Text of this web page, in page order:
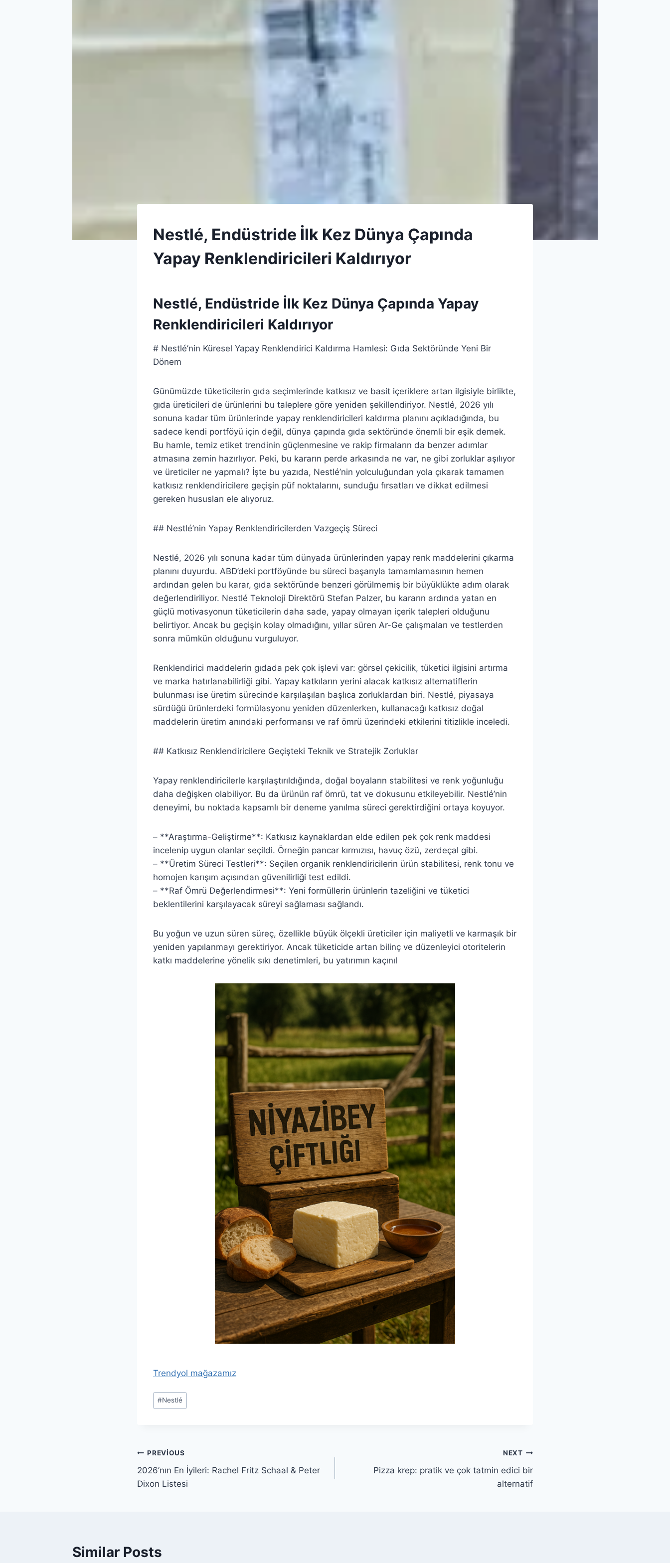
NESTLÉ
Nestlé, Endüstride İlk Kez Dünya Çapında
Yapay Renklendiricileri Kaldırıyor
Nestlé, Endüstride İlk Kez Dünya Çapında Yapay
Renklendiricileri Kaldırıyor
# Nestlé’nin Küresel Yapay Renklendirici Kaldırma Hamlesi: Gıda Sektöründe Yeni Bir
Dönem
Günümüzde tüketicilerin gıda seçimlerinde katkısız ve basit içeriklere artan ilgisiyle birlikte,
gıda üreticileri de ürünlerini bu taleplere göre yeniden şekillendiriyor. Nestlé, 2026 yılı
sonuna kadar tüm ürünlerinde yapay renklendiricileri kaldırma planını açıkladığında, bu
sadece kendi portföyü için değil, dünya çapında gıda sektöründe önemli bir eşik demek.
Bu hamle, temiz etiket trendinin güçlenmesine ve rakip firmaların da benzer adımlar
atmasına zemin hazırlıyor. Peki, bu kararın perde arkasında ne var, ne gibi zorluklar aşılıyor
ve üreticiler ne yapmalı? İşte bu yazıda, Nestlé’nin yolculuğundan yola çıkarak tamamen
katkısız renklendiricilere geçişin püf noktalarını, sunduğu fırsatları ve dikkat edilmesi
gereken hususları ele alıyoruz.
## Nestlé’nin Yapay Renklendiricilerden Vazgeçiş Süreci
Nestlé, 2026 yılı sonuna kadar tüm dünyada ürünlerinden yapay renk maddelerini çıkarma
planını duyurdu. ABD’deki portföyünde bu süreci başarıyla tamamlamasının hemen
ardından gelen bu karar, gıda sektöründe benzeri görülmemiş bir büyüklükte adım olarak
değerlendiriliyor. Nestlé Teknoloji Direktörü Stefan Palzer, bu kararın ardında yatan en
güçlü motivasyonun tüketicilerin daha sade, yapay olmayan içerik talepleri olduğunu
belirtiyor. Ancak bu geçişin kolay olmadığını, yıllar süren Ar-Ge çalışmaları ve testlerden
sonra mümkün olduğunu vurguluyor.
Renklendirici maddelerin gıdada pek çok işlevi var: görsel çekicilik, tüketici ilgisini artırma
ve marka hatırlanabilirliği gibi. Yapay katkıların yerini alacak katkısız alternatiflerin
bulunması ise üretim sürecinde karşılaşılan başlıca zorluklardan biri. Nestlé, piyasaya
sürdüğü ürünlerdeki formülasyonu yeniden düzenlerken, kullanacağı katkısız doğal
maddelerin üretim anındaki performansı ve raf ömrü üzerindeki etkilerini titizlikle inceledi.
## Katkısız Renklendiricilere Geçişteki Teknik ve Stratejik Zorluklar
Yapay renklendiricilerle karşılaştırıldığında, doğal boyaların stabilitesi ve renk yoğunluğu
daha değişken olabiliyor. Bu da ürünün raf ömrü, tat ve dokusunu etkileyebilir. Nestlé’nin
deneyimi, bu noktada kapsamlı bir deneme yanılma süreci gerektirdiğini ortaya koyuyor.
– **Araştırma-Geliştirme**: Katkısız kaynaklardan elde edilen pek çok renk maddesi
incelenip uygun olanlar seçildi. Örneğin pancar kırmızısı, havuç özü, zerdeçal gibi.
– **Üretim Süreci Testleri**: Seçilen organik renklendiricilerin ürün stabilitesi, renk tonu ve
homojen karışım açısından güvenilirliği test edildi.
– **Raf Ömrü Değerlendirmesi**: Yeni formüllerin ürünlerin tazeliğini ve tüketici
beklentilerini karşılayacak süreyi sağlaması sağlandı.
Bu yoğun ve uzun süren süreç, özellikle büyük ölçekli üreticiler için maliyetli ve karmaşık bir
yeniden yapılanmayı gerektiriyor. Ancak tüketicide artan bilinç ve düzenleyici otoritelerin
katkı maddelerine yönelik sıkı denetimleri, bu yatırımın kaçınıl
Trendyol mağazamız
Post
Tags:
#Nestlé
Yazı
gezinmesi
PREVIOUS
2026’nın En İyileri: Rachel Fritz Schaal & Peter
Dixon Listesi
NEXT
Pizza krep: pratik ve çok tatmin edici bir
alternatif
Similar Posts